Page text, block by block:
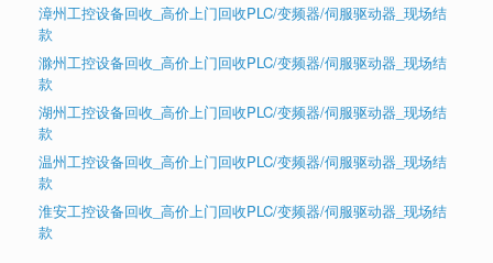
漳州工控设备回收_高价上门回收PLC/变频器/伺服驱动器_现场结
款
滁州工控设备回收_高价上门回收PLC/变频器/伺服驱动器_现场结
款
湖州工控设备回收_高价上门回收PLC/变频器/伺服驱动器_现场结
款
温州工控设备回收_高价上门回收PLC/变频器/伺服驱动器_现场结
款
淮安工控设备回收_高价上门回收PLC/变频器/伺服驱动器_现场结
款